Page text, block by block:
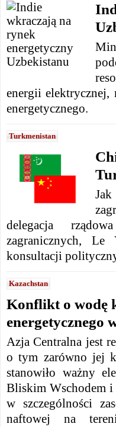
energii elektrycznej,
energetycznego.
Turkmenistan
delegacja
zagranicznych,
konsultacji
Kazachstan
Konflikt o wodę
energetycznego
Azja Centralna jest
o tym zarówno jej
stanowiło ważny
Bliskim Wschodem i
w szczególności
naftowej na